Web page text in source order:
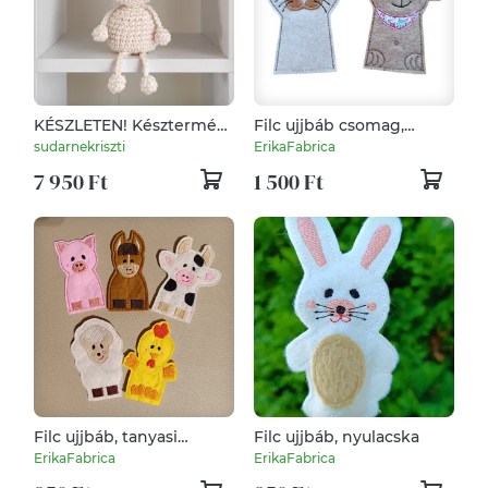
KÉSZLETEN! Késztermék!
Amigurumi ujjbáb - Bella
sudarnekriszti
7 950 Ft
Filc ujjbáb csomag,
kiskedvencek 2db
ErikaFabrica
1 500 Ft
Filc ujjbáb, tanyasi
állatok
ErikaFabrica
Filc ujjbáb, nyulacska
ErikaFabrica